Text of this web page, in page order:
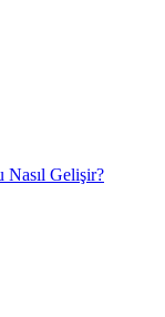
Nasıl Gelişir?